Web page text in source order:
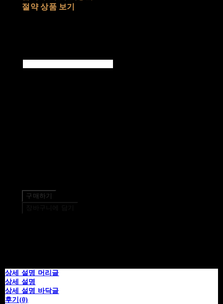
절약 상품 보기
구매하기
장바구니에 담기
상세 설명 머리글
상세 설명
상세 설명 바닥글
후기(0)